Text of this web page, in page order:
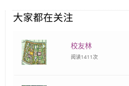
大家都在关注
校友林
阅读1411次